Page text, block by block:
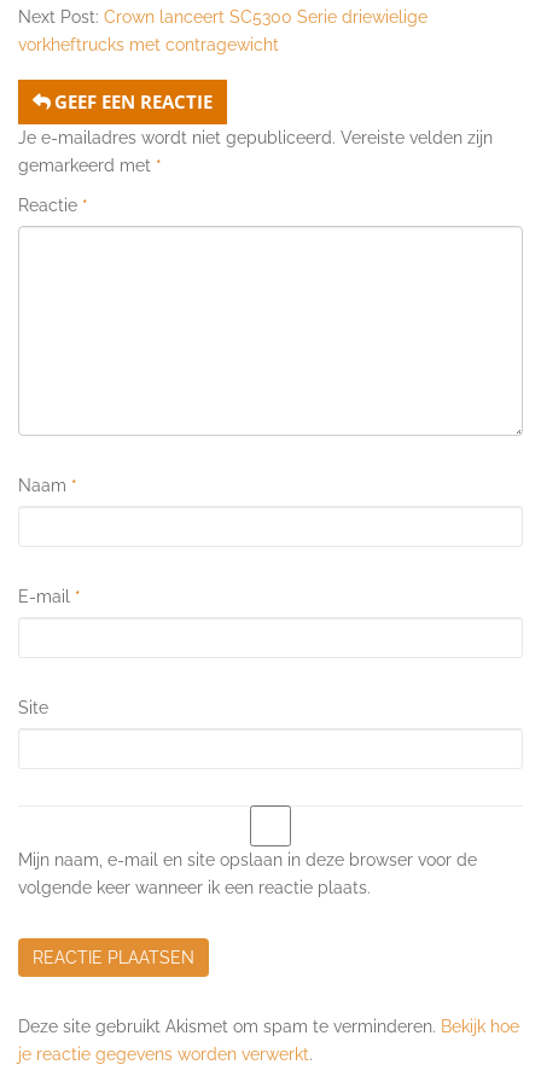
Next Post: Crown lanceert SC5300 Serie driewielige
vorkheftrucks met contragewicht
GEEF EEN REACTIE
Je e-mailadres wordt niet gepubliceerd. Vereiste velden zijn
gemarkeerd met *
Reactie *
Naam *
E-mail *
Site
Mijn naam, e-mail en site opslaan in deze browser voor de
volgende keer wanneer ik een reactie plaats.
Deze site gebruikt Akismet om spam te verminderen. Bekijk hoe
je reactie gegevens worden verwerkt.